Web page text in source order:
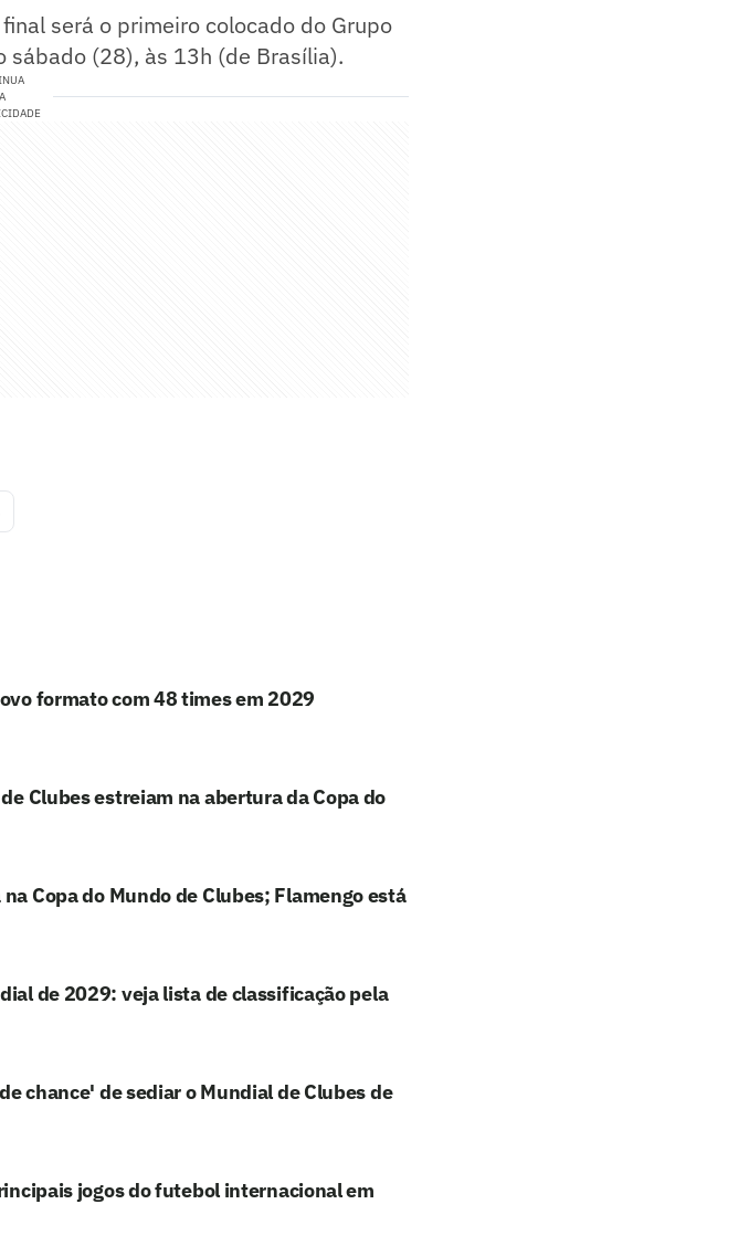
será o primeiro colocado do Grupo
sábado (28), às 13h (de Brasília).
formato com 48 times em 2029
Clubes estreiam na abertura da Copa do
Copa do Mundo de Clubes; Flamengo está
de 2029: veja lista de classificação pela
chance' de sediar o Mundial de Clubes de
jogos do futebol internacional em